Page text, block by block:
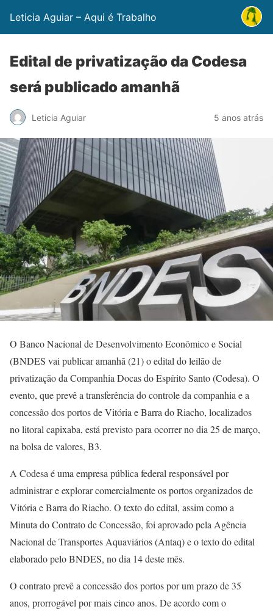
Leticia Aguiar – Aqui é Trabalho
Edital de privatização da Codesa
será publicado amanhã
Leticia Aguiar 5 anos atrás
O Banco Nacional de Desenvolvimento Econômico e Social
(BNDES vai publicar amanhã (21) o edital do leilão de
privatização da Companhia Docas do Espírito Santo (Codesa). O
evento, que prevê a transferência do controle da companhia e a
concessão dos portos de Vitória e Barra do Riacho, localizados
no litoral capixaba, está previsto para ocorrer no dia 25 de março,
na bolsa de valores, B3.
A Codesa é uma empresa pública federal responsável por
administrar e explorar comercialmente os portos organizados de
Vitória e Barra do Riacho. O texto do edital, assim como a
Minuta do Contrato de Concessão, foi aprovado pela Agência
Nacional de Transportes Aquaviários (Antaq) e o texto do edital
elaborado pelo BNDES, no dia 14 deste mês.
O contrato prevê a concessão dos portos por um prazo de 35
anos, prorrogável por mais cinco anos. De acordo com o